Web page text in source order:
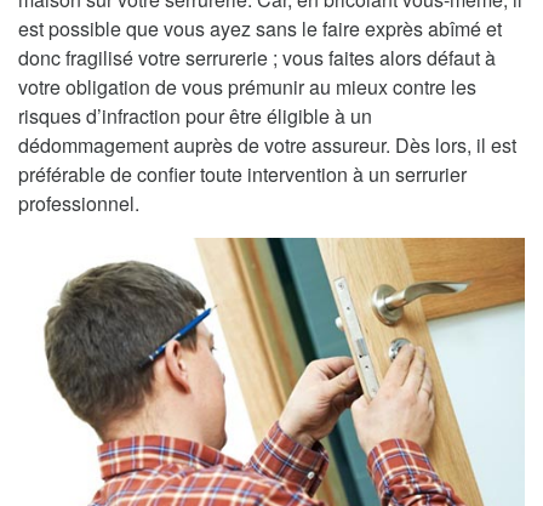
est possible que vous ayez sans le faire exprès abîmé et
donc fragilisé votre serrurerie ; vous faites alors défaut à
votre obligation de vous prémunir au mieux contre les
risques d’infraction pour être éligible à un
dédommagement auprès de votre assureur. Dès lors, il est
préférable de confier toute intervention à un serrurier
professionnel.